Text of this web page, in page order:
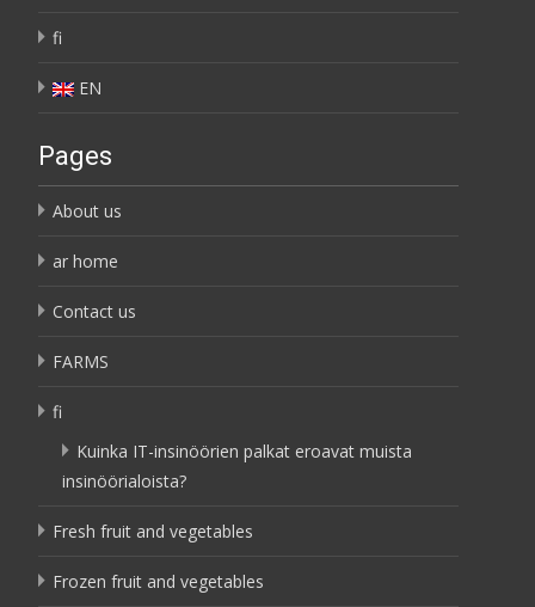
fi
EN
Pages
About us
ar home
Contact us
FARMS
fi
Kuinka IT-insinöörien palkat eroavat muista
insinöörialoista?
Fresh fruit and vegetables
Frozen fruit and vegetables